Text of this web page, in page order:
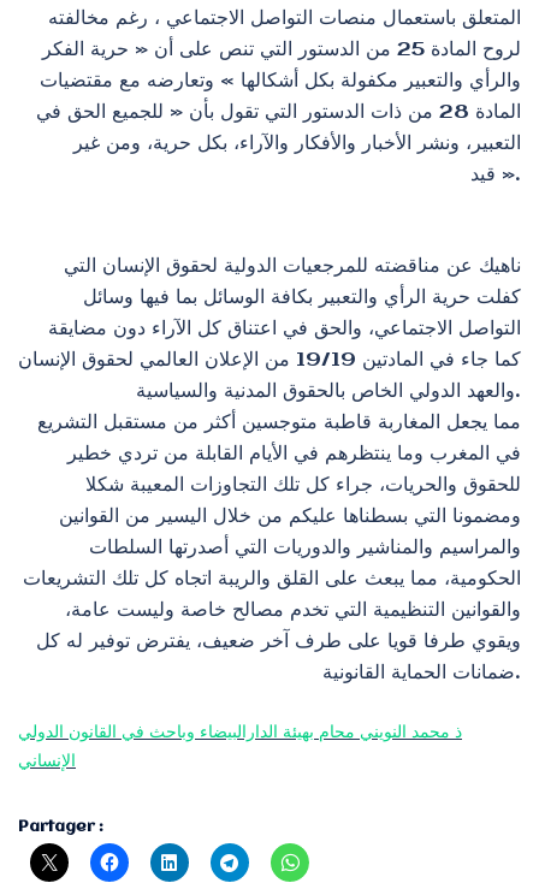
المتعلق باستعمال منصات التواصل الاجتماعي ، رغم مخالفته
لروح المادة 25 من الدستور التي تنص على أن « حرية الفكر
والرأي والتعبير مكفولة بكل أشكالها » وتعارضه مع مقتضيات
المادة 28 من ذات الدستور التي تقول بأن « للجميع الحق في
التعبير، ونشر الأخبار والأفكار والآراء، بكل حرية، ومن غير
قيد ».
ناهيك عن مناقضته للمرجعيات الدولية لحقوق الإنسان التي
كفلت حرية الرأي والتعبير بكافة الوسائل بما فيها وسائل
التواصل الاجتماعي، والحق في اعتناق كل الآراء دون مضايقة
كما جاء في المادتين 19/19 من الإعلان العالمي لحقوق الإنسان
والعهد الدولي الخاص بالحقوق المدنية والسياسية.
مما يجعل المغاربة قاطبة متوجسين أكثر من مستقبل التشريع
في المغرب وما ينتظرهم في الأيام القابلة من تردي خطير
للحقوق والحريات، جراء كل تلك التجاوزات المعيبة شكلا
ومضمونا التي بسطناها عليكم من خلال اليسير من القوانين
والمراسيم والمناشير والدوريات التي أصدرتها السلطات
الحكومية، مما يبعث على القلق والريبة اتجاه كل تلك التشريعات
والقوانين التنظيمية التي تخدم مصالح خاصة وليست عامة،
ويقوي طرفا قويا على طرف آخر ضعيف، يفترض توفير له كل
ضمانات الحماية القانونية.
ذ محمد النويني محام بهيئة الدارالبيضاء وباحث في القانون الدولي
الإنساني
Partager :